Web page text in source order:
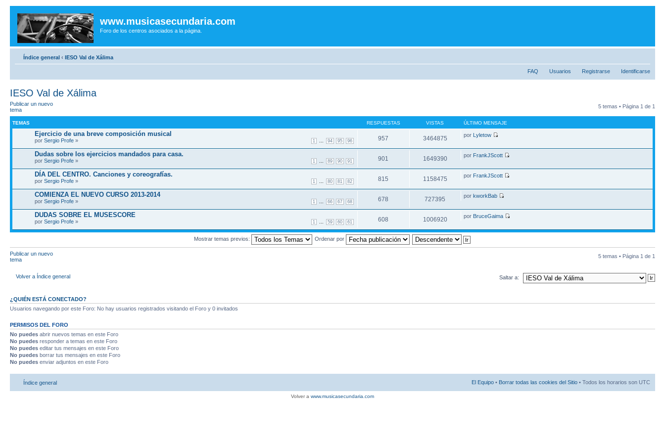
www.musicasecundaria.com
Foro de los centros asociados a la página.
Índice general ‹ IESO Val de Xálima
FAQ Usuarios Registrarse Identificarse
IESO Val de Xálima
Publicar un nuevo
tema
5 temas • Página 1 de 1
TEMAS RESPUESTAS VISTAS ÚLTIMO MENSAJE
Ejercicio de una breve composición musical
1 94 95 96
por Sergio Profe » 957 3464875 por Lyletow
Dudas sobre los ejercicios mandados para casa.
1 89 90 91
por Sergio Profe » 901 1649390 por FrankJScott
DÍA DEL CENTRO. Canciones y coreografías.
1 80 81 82
por Sergio Profe » 815 1158475 por FrankJScott
COMIENZA EL NUEVO CURSO 2013-2014
1 66 67 68
por Sergio Profe » 678 727395 porkworkBab
DUDAS SOBRE EL MUSESCORE
1 59 60 61
por Sergio Profe » 608 1006920 por BruceGaima
Mostrar temas previos: Ordenar por
Publicar un nuevo
tema
5 temas • Página 1 de 1
Volver a Índice general Saltar a:
¿QUIÉN ESTÁ CONECTADO?
Usuarios navegando por este Foro: No hay usuarios registrados visitando el Foro y 0 invitados
PERMISOS DEL FORO
No puedes abrir nuevos temas en este Foro
No puedes responder a temas en este Foro
No puedes editar tus mensajes en este Foro
No puedes borrar tus mensajes en este Foro
No puedes enviar adjuntos en este Foro
Índice general El Equipo • Borrar todas las cookies del Sitio • Todos los horarios son UTC
Volver a www.musicasecundaria.com